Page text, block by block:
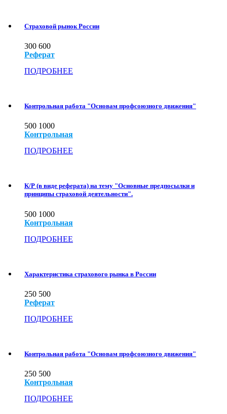
Страховой рынок России
300 600
Реферат
ПОДРОБНЕЕ
Контрольная работа "Основам профсоюзного движения"
500 1000
Контрольная
ПОДРОБНЕЕ
К/Р (в виде реферата) на тему "Основные предпосылки и
принципы страховой деятельности".
500 1000
Контрольная
ПОДРОБНЕЕ
Характеристика страхового рынка в России
250 500
Реферат
ПОДРОБНЕЕ
Контрольная работа "Основам профсоюзного движения"
250 500
Контрольная
ПОДРОБНЕЕ